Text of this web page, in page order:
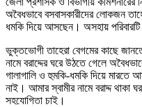
অবৈধভাবে বসবাসকারীদের লোকজন
ধমকি দিয়ে আসছেন। অসহায়
ভুক্তভোগী তাহেরা বেগমের কাছে
নামে বরাদ্দের ঘরে উঠতে গেলে
গালাগালি ও হুমকি-ধমকি দিয়ে
নাই। আমার স্বামীর নামে বরাদ্দ থাকা
সহযোগিতা চাই।